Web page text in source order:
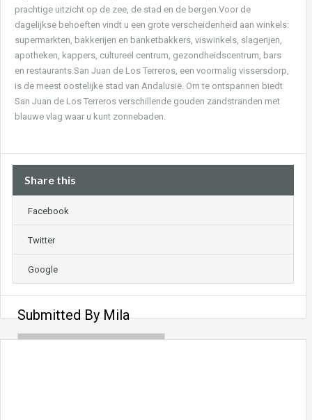
prachtige uitzicht op de zee, de stad en de bergen.Voor de
dagelijkse behoeften vindt u een grote verscheidenheid aan winkels:
supermarkten, bakkerijen en banketbakkers, viswinkels, slagerijen,
apotheken, kappers, cultureel centrum, gezondheidscentrum, bars
en restaurants.San Juan de Los Terreros, een voormalig vissersdorp,
is de meest oostelijke stad van Andalusië. Om te ontspannen biedt
San Juan de Los Terreros verschillende gouden zandstranden met
blauwe vlag waar u kunt zonnebaden.
Share this
Facebook
Twitter
Google
Submitted By Mila